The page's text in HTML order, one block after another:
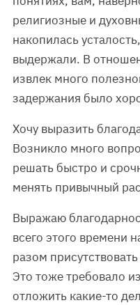
религиозные и
накопилась
выдержали. В
извлек много
задержания было
Хочу выразить
Возникло много
решать быстро и
менять привычный
Выражаю
всего этого времени
разом
Это тоже требовало
отложить какие-то